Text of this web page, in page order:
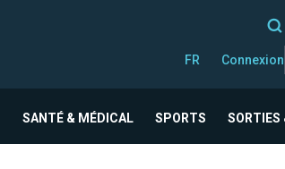
FR Connexion
SANTÉ & MÉDICAL SPORTS SORTIES